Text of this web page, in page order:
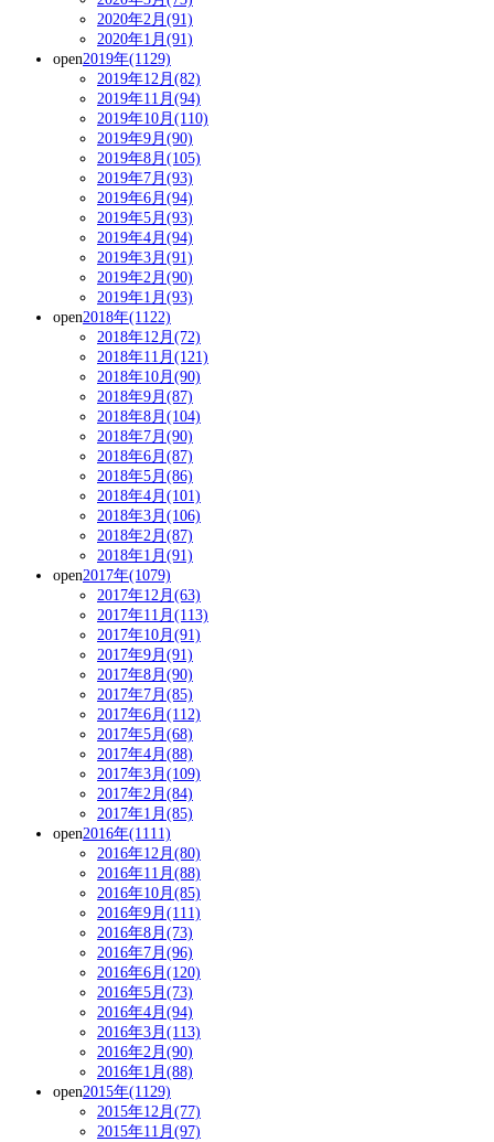
2020年2月(91)
2020年1月(91)
open2019年(1129)
2019年12月(82)
2019年11月(94)
2019年10月(110)
2019年9月(90)
2019年8月(105)
2019年7月(93)
2019年6月(94)
2019年5月(93)
2019年4月(94)
2019年3月(91)
2019年2月(90)
2019年1月(93)
open2018年(1122)
2018年12月(72)
2018年11月(121)
2018年10月(90)
2018年9月(87)
2018年8月(104)
2018年7月(90)
2018年6月(87)
2018年5月(86)
2018年4月(101)
2018年3月(106)
2018年2月(87)
2018年1月(91)
open2017年(1079)
2017年12月(63)
2017年11月(113)
2017年10月(91)
2017年9月(91)
2017年8月(90)
2017年7月(85)
2017年6月(112)
2017年5月(68)
2017年4月(88)
2017年3月(109)
2017年2月(84)
2017年1月(85)
open2016年(1111)
2016年12月(80)
2016年11月(88)
2016年10月(85)
2016年9月(111)
2016年8月(73)
2016年7月(96)
2016年6月(120)
2016年5月(73)
2016年4月(94)
2016年3月(113)
2016年2月(90)
2016年1月(88)
open2015年(1129)
2015年12月(77)
2015年11月(97)